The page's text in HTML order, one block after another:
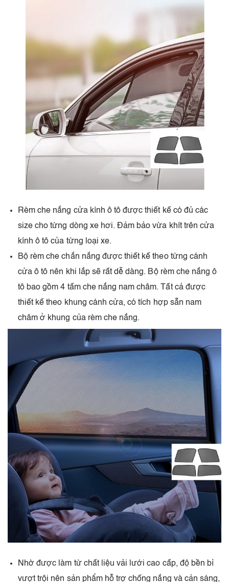
Rèm che nắng cửa kính ô tô được thiết kế có đủ các
size cho từng dòng xe hơi. Đảm bảo vừa khít trên cửa
kính ô tô của từng loại xe.
Bộ rèm che chắn nắng được thiết kế theo từng cánh
cửa ô tô nên khi lắp sẽ rất dễ dàng. Bộ rèm che nắng ô
tô bao gồm 4 tấm che nắng nam châm. Tất cả được
thiết kế theo khung cánh cửa, có tích hợp sẵn nam
châm ở khung của rèm che nắng.
Nhờ được làm từ chất liệu vải lưới cao cấp, độ bền bỉ
vượt trội nên sản phẩm hỗ trợ chống nắng và cản sáng,